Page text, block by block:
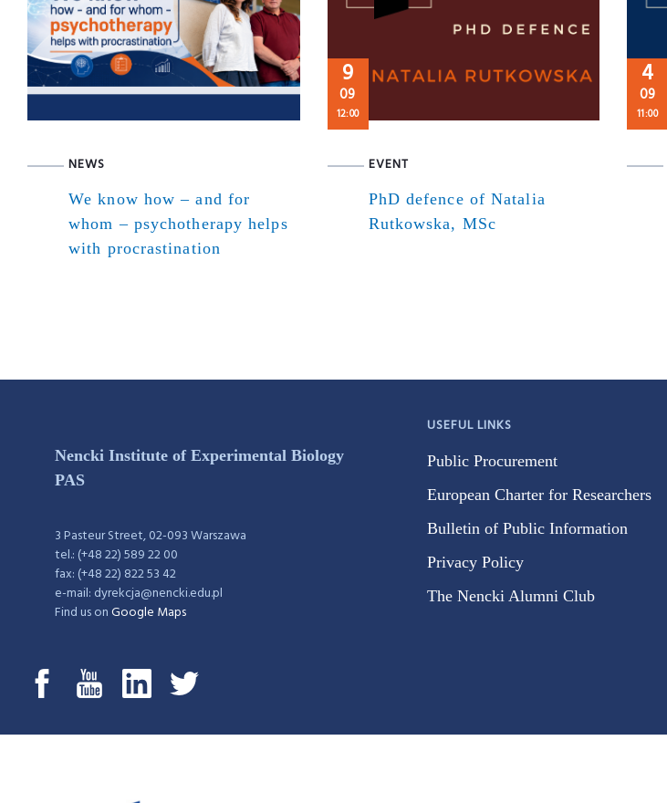
NEWS
We know how – and for
whom – psychotherapy helps
with procrastination
9
09
12:00
EVENT
PhD defence of Natalia
Rutkowska, MSc
4
09
11:00
Nencki Institute of Experimental Biology
PAS
3 Pasteur Street, 02-093 Warszawa
tel.: (+48 22) 589 22 00
fax: (+48 22) 822 53 42
e-mail: dyrekcja@nencki.edu.pl
Find us onGoogle Maps
USEFUL LINKS
Public Procurement
European Charter for Researchers
Bulletin of Public Information
Privacy Policy
The Nencki Alumni Club